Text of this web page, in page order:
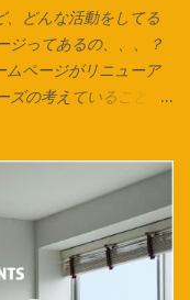
にしています。 長い
切り、 長い1本をつく
の代わりに安全ピンを
ではヘアピンやボー
Instagram でもお楽
発信いたしておりま
ーズカタログが出来ま
→ Colors Catalog
どんな活動をしてる
ジってあるの、、、？
ムページがリニューア
ズの考えていること、
クしてみてください♪
からこそ、 継続的に
もっと大切にしていき
ホームページ上でも感
輪が拡がっていくよう